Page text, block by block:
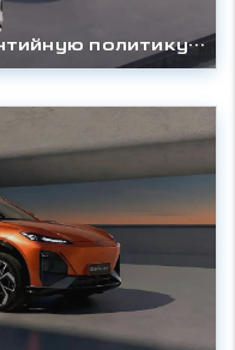
CHANGAN обновляет гарантийную политику и регламент сервисного обслуживания в России